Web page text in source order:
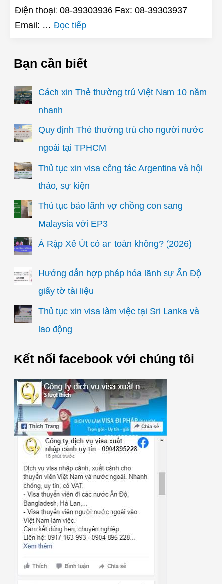
Điện thoại: 08-39303936 Fax: 08-39303937
Email: … Đọc tiếp
Bạn cần biết
Cách xin Thẻ thường trú Việt Nam 10 năm
nhanh
Quy định Thẻ thường trú cho người nước
ngoài tại TPHCM
Thủ tục xin visa công tác Argentina và hội
thảo, sự kiện
Thủ tục bảo lãnh vợ chồng con sang
Malaysia với EP3
Ả Rập Xê Út có an toàn không? (2026)
Hướng dẫn hợp pháp hóa lãnh sự Ấn Độ
giấy tờ tài liệu
Thủ tục xin visa làm việc tại Sri Lanka và
lao động
Kết nối facebook với chúng tôi